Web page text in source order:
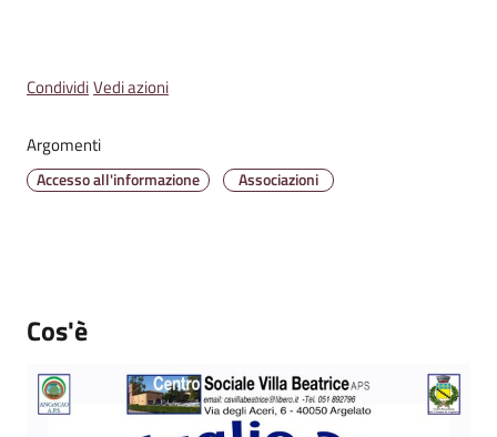
Amministrazione
Tutti
Seguici
CondividiVedi azioni
Argomenti
Accesso all'informazione Associazioni
Cos'è